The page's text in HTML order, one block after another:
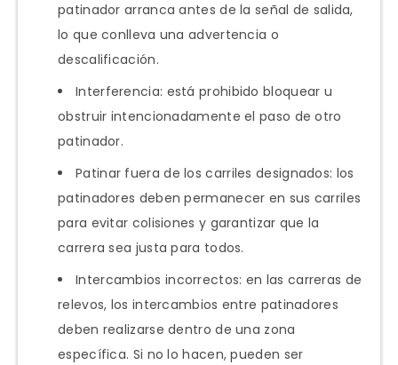
patinador arranca antes de la señal de salida,
lo que conlleva una advertencia o
descalificación.
Interferencia: está prohibido bloquear u
obstruir intencionadamente el paso de otro
patinador.
Patinar fuera de los carriles designados: los
patinadores deben permanecer en sus carriles
para evitar colisiones y garantizar que la
carrera sea justa para todos.
Intercambios incorrectos: en las carreras de
relevos, los intercambios entre patinadores
deben realizarse dentro de una zona
específica. Si no lo hacen, pueden ser